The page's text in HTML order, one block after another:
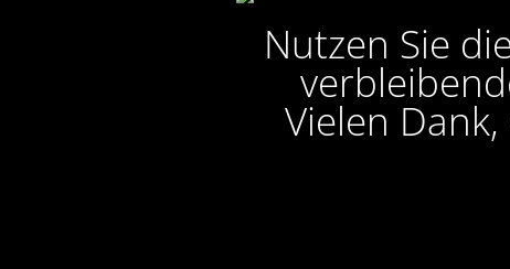
Nutzen Sie
Vielen